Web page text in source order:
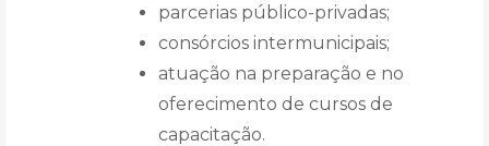
parcerias público-privadas;
consórcios intermunicipais;
atuação na preparação e no
oferecimento de cursos de
capacitação.